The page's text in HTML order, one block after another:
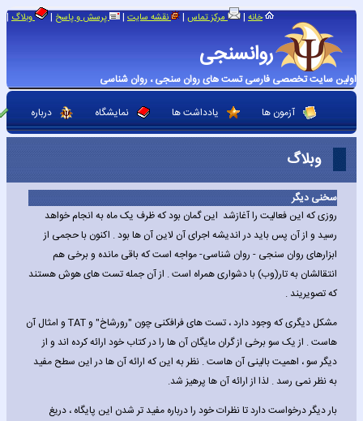
روانسنجی
اولین سایت تخصصی فارسی تست های روان سنجی ، روان شناسی
خانه | مرکز تماس | نقشه سایت | پرسش و پاسخ | وبلاگ |
آزمون ها یادداشت ها نمایشگاه درباره
وبلاگ
سخنی دیگر
روزی که این فعالیت را آغازشد این گمان بود که ظرف یک ماه به انجام خواهد
رسید و از آن پس باید در اندیشه اجرای آن لاین آن ها بود . اکنون با حجمی از
ابزارهای روان سنجی - روان شناسی- مواجه است که باقی مانده و برخی هم
انتقالشان به تار(وب) با دشواری همراه است . از آن جمله تست های هوش هستند
که تصویریند .
مشکل دیگری که وجود دارد ، تست های فرافکنی چون "رورشاخ" و TAT و امثال آن
هاست . از یک سو برخی از گران مایگان آن ها را در کتاب خود ارائه کرده اند و از
دیگر سو ، اهمیت بالینی آن هاست . نظر به این که ارائه آن ها در این سطح مفید
به نظر نمی رسد . لذا از ارائه آن ها پرهیز شد.
بار دیگر درخواست دارد تا نظرات خود را درباره مفید تر شدن این پایگاه ، دریغ